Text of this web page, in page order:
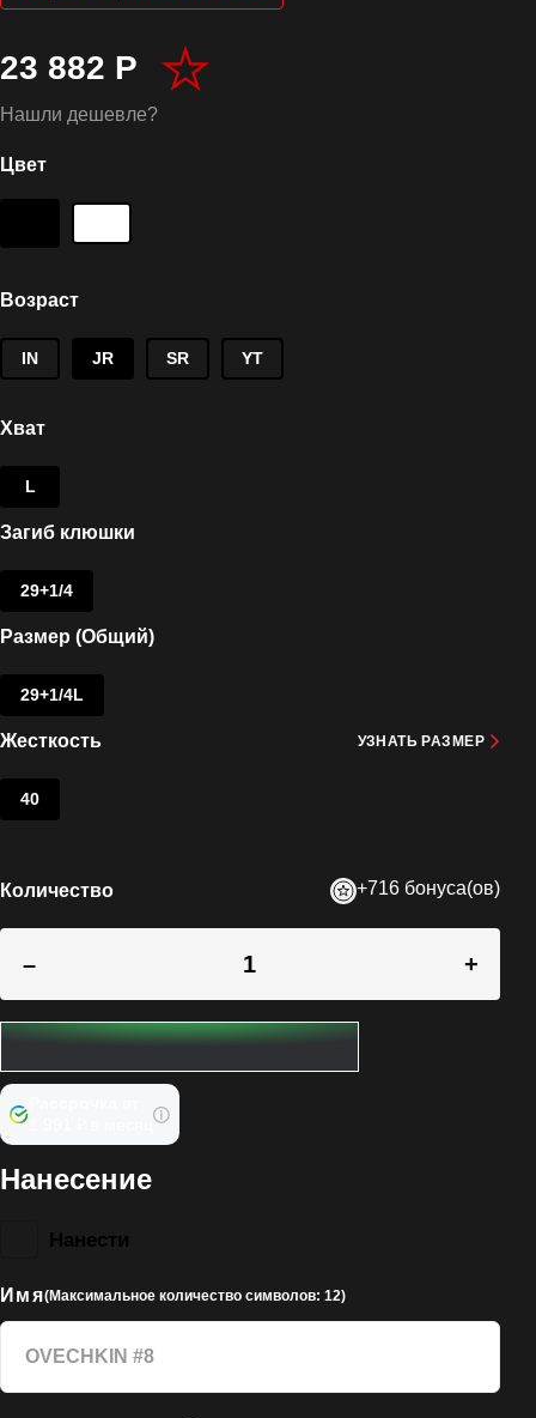
23 882 Р
Нашли дешевле?
Цвет
Возраст
IN JR SR YT
Хват
L
Загиб клюшки
29+1/4
Размер (Общий)
29+1/4L
Жесткость УЗНАТЬ РАЗМЕР
40
Количество +716 бонуса(ов)
– +
Нанесение
Нанести
Имя(Максимальное количество символов: 12)